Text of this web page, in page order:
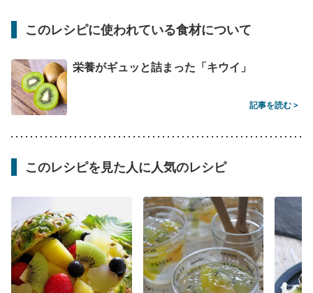
このレシピに使われている食材について
栄養がギュッと詰まった「キウイ」
記事を読む >
このレシピを見た人に人気のレシピ